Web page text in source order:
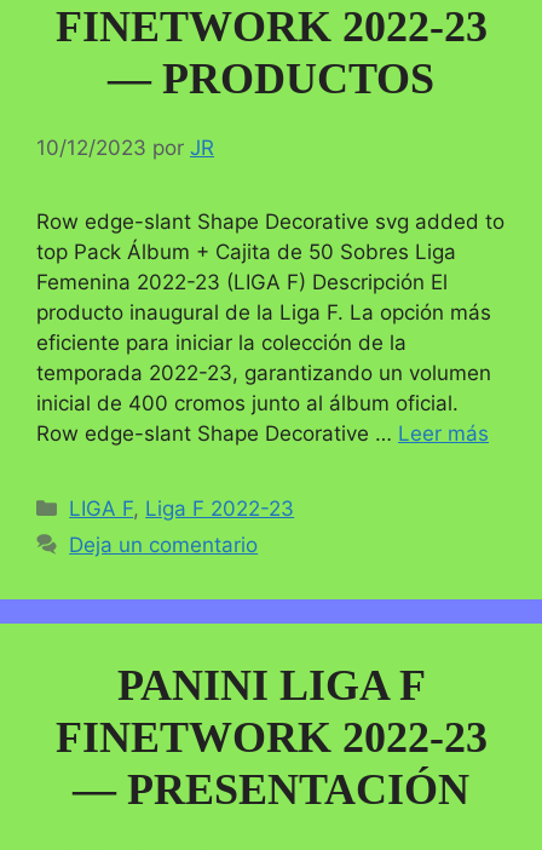
FINETWORK 2022-23
— PRODUCTOS
10/12/2023 por JR
Row edge-slant Shape Decorative svg added to
top Pack Álbum + Cajita de 50 Sobres Liga
Femenina 2022-23 (LIGA F) Descripción El
producto inaugural de la Liga F. La opción más
eficiente para iniciar la colección de la
temporada 2022-23, garantizando un volumen
inicial de 400 cromos junto al álbum oficial.
Row edge-slant Shape Decorative … Leer más
Categorías
LIGA F, Liga F 2022-23
Deja un comentario
PANINI LIGA F
FINETWORK 2022-23
— PRESENTACIÓN